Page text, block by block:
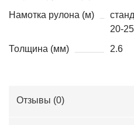
Намотка рулона (м)
20-25
Толщина (мм)
2.6
Отзывы (0)